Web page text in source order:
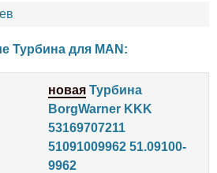
Турбина для MAN :
новая Турбина
BorgWarner KKK
53169707211
51091009962 51.09100-
9962